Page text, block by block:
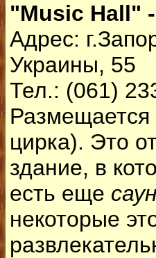
"Music Hall"
Адрес:
Украины, 55
Тел.: (061)
Размещается
цирка). Это
здание, в
есть еще
некоторые